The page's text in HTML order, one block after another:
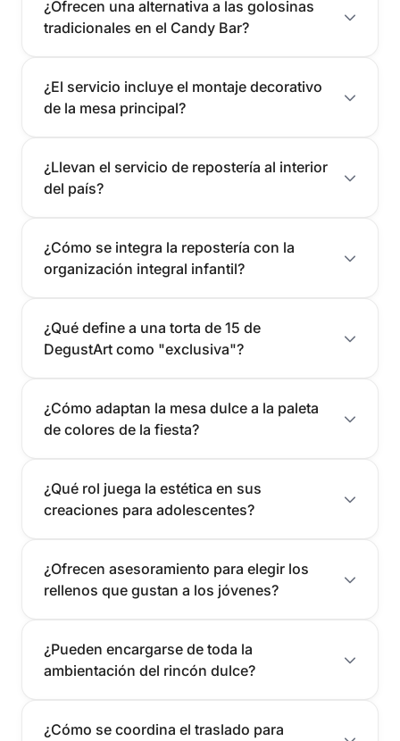
¿Ofrecen una alternativa a las golosinas
tradicionales en el Candy Bar?
¿El servicio incluye el montaje decorativo
de la mesa principal?
¿Llevan el servicio de repostería al interior
del país?
¿Cómo se integra la repostería con la
organización integral infantil?
¿Qué define a una torta de 15 de
DegustArt como "exclusiva"?
¿Cómo adaptan la mesa dulce a la paleta
de colores de la fiesta?
¿Qué rol juega la estética en sus
creaciones para adolescentes?
¿Ofrecen asesoramiento para elegir los
rellenos que gustan a los jóvenes?
¿Pueden encargarse de toda la
ambientación del rincón dulce?
¿Cómo se coordina el traslado para